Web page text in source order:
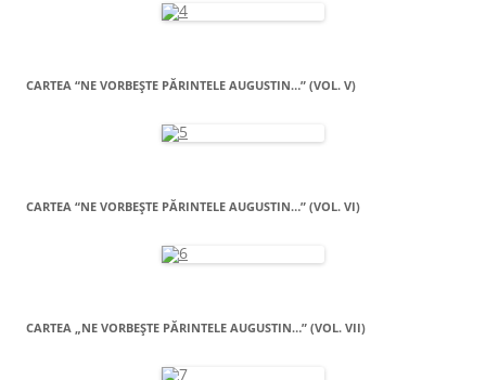
CARTEA “NE VORBEŞTE PĂRINTELE AUGUSTIN…” (VOL. V)
CARTEA “NE VORBEŞTE PĂRINTELE AUGUSTIN…” (VOL. VI)
CARTEA „NE VORBEŞTE PĂRINTELE AUGUSTIN…” (VOL. VII)